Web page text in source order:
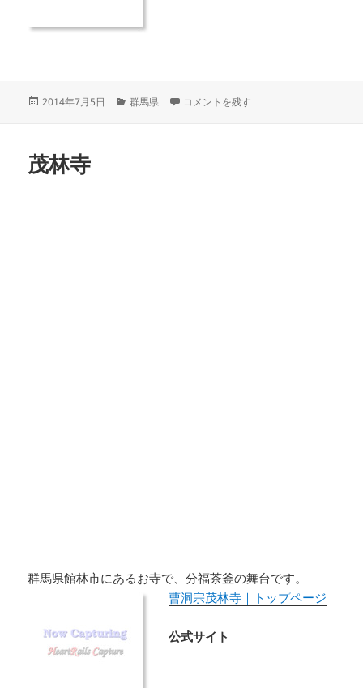
投
2014年7月5日
カ
群馬県 富弘美術館 に
コメントを残す
茂林寺
群馬県館林市にあるお寺で、分福茶釜の舞台です。
曹洞宗茂林寺｜トップページ
公式サイト